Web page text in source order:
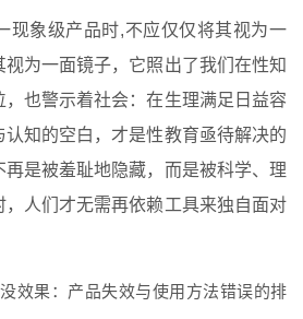
现象级产品时,不应仅仅将其视为一
为一面镜子，它照出了我们在性知
也警示着社会：在生理满足日益容
知的空白，才是性教育亟待解决的
是被羞耻地隐藏，而是被科学、理
人们才无需再依赖工具来独自面对
效果：产品失效与使用方法错误的排